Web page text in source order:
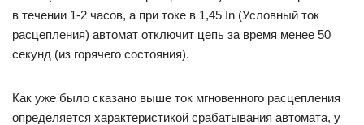
в течении 1-2 часов, а при токе в 1,45 In (Условный ток
расцепления) автомат отключит цепь за время менее 50
секунд (из горячего состояния).
Как уже было сказано выше ток мгновенного расцепления
определяется характеристикой срабатывания автомата, у